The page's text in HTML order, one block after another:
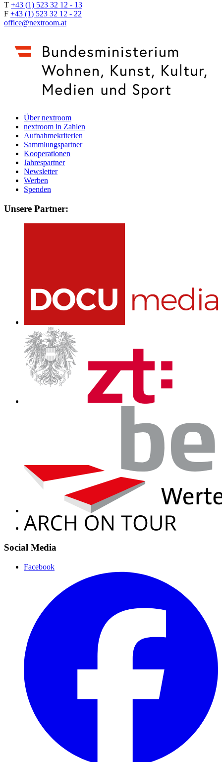
T +43 (1) 523 32 12 - 13
F +43 (1) 523 32 12 - 22
office@nextroom.at
Über nextroom
nextroom in Zahlen
Aufnahmekriterien
Sammlungspartner
Kooperationen
Jahrespartner
Newsletter
Werben
Spenden
Unsere Partner:
Social Media
Facebook